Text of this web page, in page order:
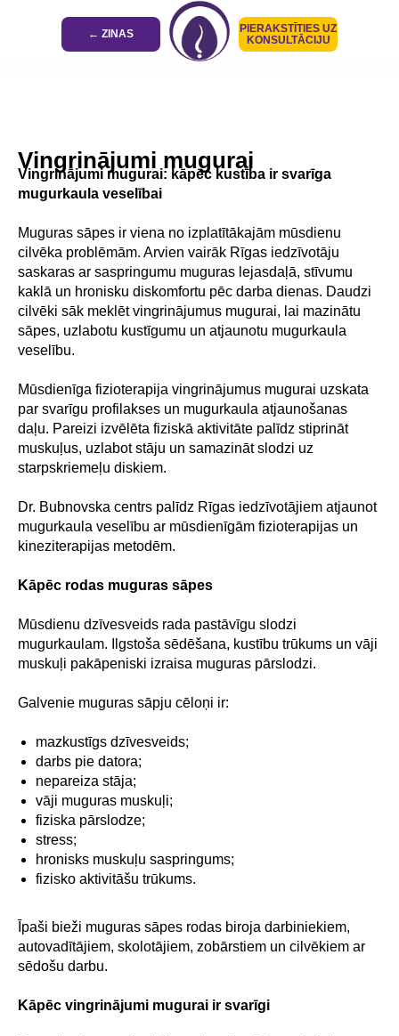
← ZINAS
PIERAKSTĪTIES UZ
KONSULTĀCIJU
Vingrinājumi mugurai
Vingrinājumi mugurai: kāpēc kustība ir svarīga
mugurkaula veselībai
Muguras sāpes ir viena no izplatītākajām mūsdienu
cilvēka problēmām. Arvien vairāk Rīgas iedzīvotāju
saskaras ar saspringumu muguras lejasdaļā, stīvumu
kaklā un hronisku diskomfortu pēc darba dienas. Daudzi
cilvēki sāk meklēt vingrinājumus mugurai, lai mazinātu
sāpes, uzlabotu kustīgumu un atjaunotu mugurkaula
veselību.
Mūsdienīga fizioterapija vingrinājumus mugurai uzskata
par svarīgu profilakses un mugurkaula atjaunošanas
daļu. Pareizi izvēlēta fiziskā aktivitāte palīdz stiprināt
muskuļus, uzlabot stāju un samazināt slodzi uz
starpskriemeļu diskiem.
Dr. Bubnovska centrs palīdz Rīgas iedzīvotājiem atjaunot
mugurkaula veselību ar mūsdienīgām fizioterapijas un
kineziterapijas metodēm.
Kāpēc rodas muguras sāpes
Mūsdienu dzīvesveids rada pastāvīgu slodzi
mugurkaulam. Ilgstoša sēdēšana, kustību trūkums un vāji
muskuļi pakāpeniski izraisa muguras pārslodzi.
Galvenie muguras sāpju cēloņi ir:
mazkustīgs dzīvesveids;
darbs pie datora;
nepareiza stāja;
vāji muguras muskuļi;
fiziska pārslodze;
stress;
hronisks muskuļu saspringums;
fizisko aktivitāšu trūkums.
Īpaši bieži muguras sāpes rodas biroja darbiniekiem,
autovadītājiem, skolotājiem, zobārstiem un cilvēkiem ar
sēdošu darbu.
Kāpēc vingrinājumi mugurai ir svarīgi